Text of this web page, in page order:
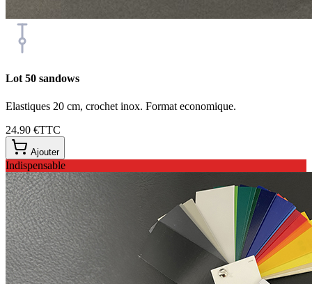
Lot 50 sandows
Elastiques 20 cm, crochet inox. Format economique.
24.90 €TTC
Ajouter
Indispensable